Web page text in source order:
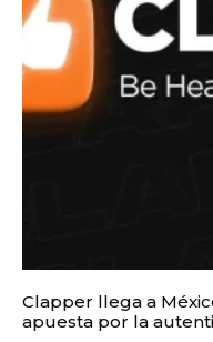
Clapper llega a
apuesta por la